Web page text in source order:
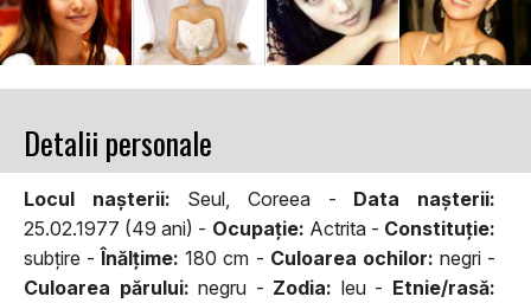
Detalii personale
Locul naşterii: Seul, Coreea - Data naşterii:
25.02.1977 (49 ani) - Ocupaţie: Actrita - Constituţie:
subţire -Înălţime: 180 cm - Culoarea ochilor: negri -
Culoarea părului: negru - Zodia: leu - Etnie/rasă: